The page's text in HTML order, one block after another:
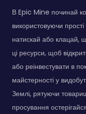
В Epic Mine починай
використовуючи
натискай або клацай,
ці ресурси, щоб
або реінвестувати в
майстерності у
Землі, рятуючи
просування